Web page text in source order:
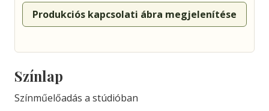
Produkciós kapcsolati ábra megjelenítése
Színlap
Színműelőadás a stúdióban